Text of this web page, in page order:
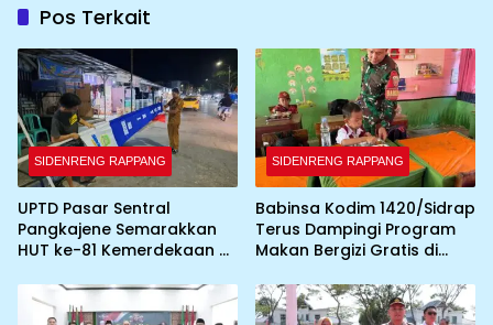
Pos Terkait
SIDENRENG RAPPANG
UPTD Pasar Sentral
Pangkajene Semarakkan
HUT ke-81 Kemerdekaan RI
Umbul-Umbul dan
Dekorasi Merah Putih
SIDENRENG RAPPANG
Babinsa Kodim 1420/Sidrap
Terus Dampingi Program
Makan Bergizi Gratis di